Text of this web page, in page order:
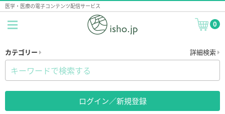
医学・医療の電子コンテンツ配信サービス
0
カテゴリー 詳細検索
ログイン／新規登録